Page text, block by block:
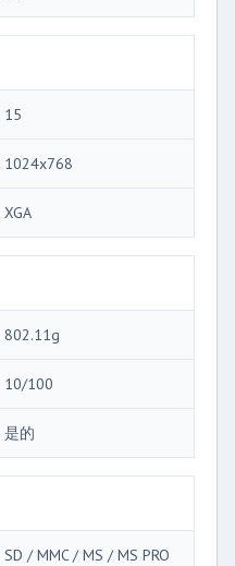
15
1024x768
XGA
802.11g
10/100
是的
SD / MMC / MS / MS PRO